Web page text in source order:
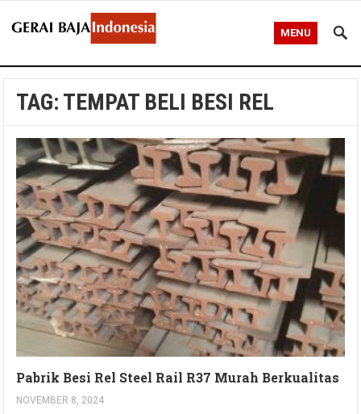
MENU
TAG: TEMPAT BELI BESI REL
Pabrik Besi Rel Steel Rail R37 Murah Berkualitas
NOVEMBER 8, 2024